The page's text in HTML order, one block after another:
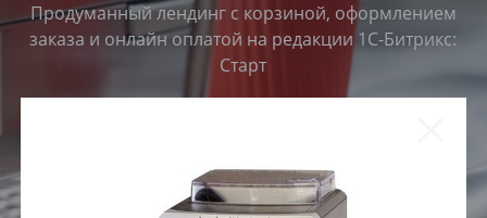
Продуманный лендинг с корзиной, оформлением
заказа и онлайн оплатой на редакции 1С-Битрикс:
Старт